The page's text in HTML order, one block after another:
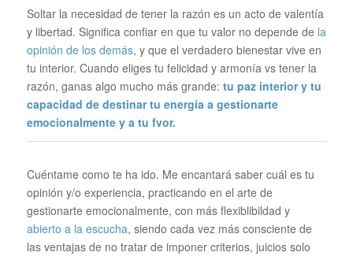
Soltar la necesidad de tener la razón es un acto de valentía
y libertad. Significa confiar en que tu valor no depende de la
opinión de los demás, y que el verdadero bienestar vive en
tu interior. Cuando eliges tu felicidad y armonía vs tener la
razón, ganas algo mucho más grande: tu paz interior y tu
capacidad de destinar tu energía a gestionarte
emocionalmente y a tu fvor.
Cuéntame como te ha ido. Me encantará saber cuál es tu
opinión y/o experiencia, practicando en el arte de
gestionarte emocionalmente, con más flexiblibildad y
abierto a la escucha, siendo cada vez más consciente de
las ventajas de no tratar de imponer criterios, juicios solo